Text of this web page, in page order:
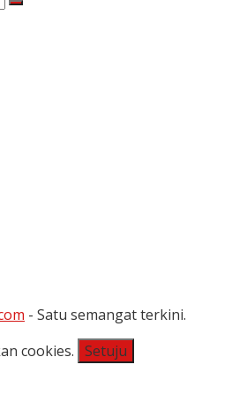
- Satu semangat terkini.
cookies. Setuju